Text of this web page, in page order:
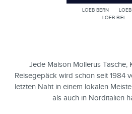
LOEB BERN
LOEB BIEL
Jede Maison Mollerus Tasche,
Reisegepäck wird schon seit 1984
letzten Naht in einem lokalen
als auch in Norditalien